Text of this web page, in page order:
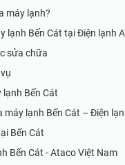
máy lạnh?
lạnh Bến Cát tại Điện lạnh
sửa chữa
Bến Cát
lạnh Bến Cát – Điện
Bến Cát
Bến Cát - Ataco Việt Nam